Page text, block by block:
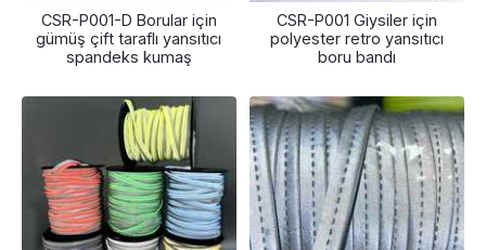
CSR-P001-D Borular için
gümüş çift taraflı yansıtıcı
spandeks kumaş
CSR-P001 Giysiler için
polyester retro yansıtıcı
boru bandı